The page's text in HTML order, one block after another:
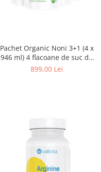
Pachet Organic Noni 3+1 (4 x
946 ml) 4 flacoane de suc de
noni certificat organic
899,00 Lei